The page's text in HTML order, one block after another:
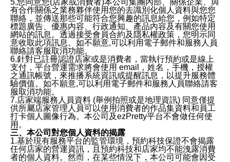
5.您同意您(店家或消費者)本公司集團內部、關係企業、與
有合作關係之業務夥伴使用您的去識別化個人資料與您您
聯絡，並傳送那些可能符合您興趣的訊息給您，例如特定
標題廣告、優惠內容、行政通知、產品內容及有關您使用
網站的訊息。透過接受會員合約及隱私權政策，您明示同
意收取此項訊息。如不願意,可以利用電子郵件和服務人員
聯絡請客服取消功能。
6.針對已註冊認證店家或是消費者，當執行預約或是線上
支付，平台營運需求將會使用 email，姓名，手機，授權
之通訊帳號，來推播系統資訊或提醒訊息，以提升服務體
驗價值。如不願意,可以利用電子郵件和服務人員聯絡請客
服取消功能。
7.店家端服務人員資料 (舉例拍照或是地理資訊) 同意僅提
供所屬店家管理人員可以使用消費者的作品集資料和員工
打卡個人圖像行為。本公司及ezPretty平台不會做任何使
用。
三、本公司對您個人資料的揭露
1.基於現有服務平台的監管環境，預約科技保證不會揭露
任何店家的營運資訊，且預約科技和店家均不能洩露消費
者的個人資料。然而，在某些情況下，本公司可能會因受